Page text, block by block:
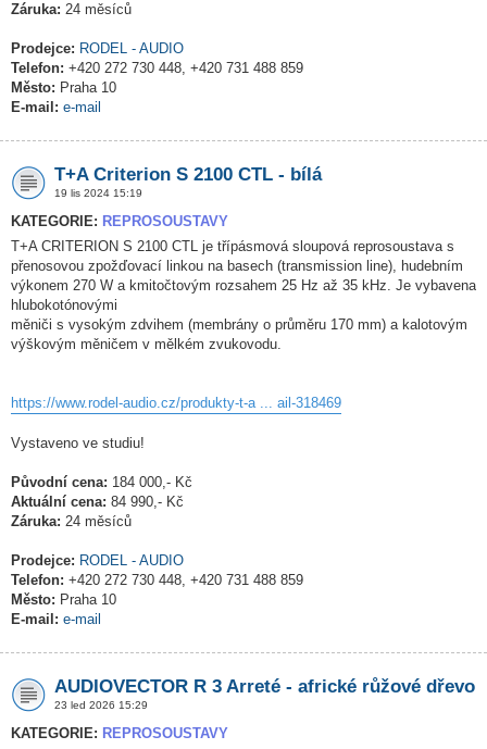
Záruka: 24 měsíců
Prodejce: RODEL - AUDIO
Telefon: +420 272 730 448, +420 731 488 859
Město: Praha 10
E-mail: e-mail
T+A Criterion S 2100 CTL - bílá
19 lis 2024 15:19
KATEGORIE: REPROSOUSTAVY
T+A CRITERION S 2100 CTL je třípásmová sloupová reprosoustava s
přenosovou zpožďovací linkou na basech (transmission line), hudebním
výkonem 270 W a kmitočtovým rozsahem 25 Hz až 35 kHz. Je vybavena
hlubokotónovými
měniči s vysokým zdvihem (membrány o průměru 170 mm) a kalotovým
výškovým měničem v mělkém zvukovodu.
https://www.rodel-audio.cz/produkty-t-a ... ail-318469
Vystaveno ve studiu!
Původní cena: 184 000,- Kč
Aktuální cena: 84 990,- Kč
Záruka: 24 měsíců
Prodejce: RODEL - AUDIO
Telefon: +420 272 730 448, +420 731 488 859
Město: Praha 10
E-mail: e-mail
AUDIOVECTOR R 3 Arreté - africké růžové dřevo
23 led 2026 15:29
KATEGORIE: REPROSOUSTAVY